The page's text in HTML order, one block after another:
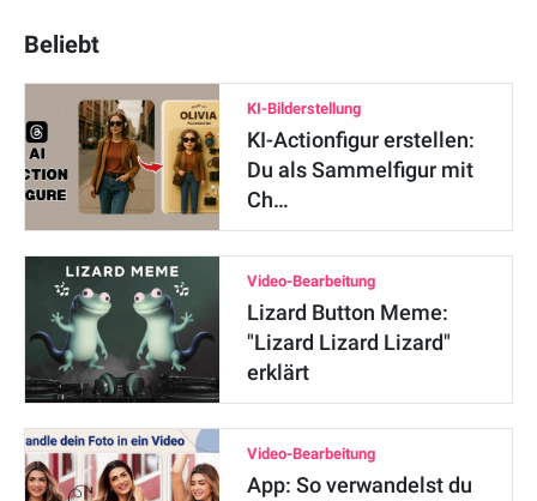
Beliebt
KI-Bilderstellung
KI-Actionfigur erstellen:
Du als Sammelfigur mit
Ch…
Video-Bearbeitung
Lizard Button Meme:
"Lizard Lizard Lizard"
erklärt
Video-Bearbeitung
App: So verwandelst du